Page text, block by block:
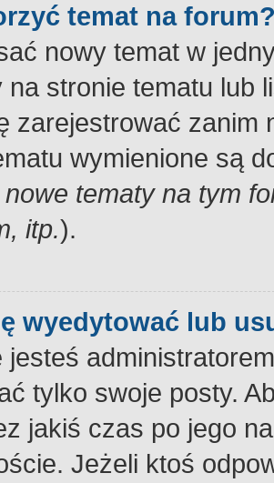
temat na
nowy temat w
na stronie tematu lub
zarejestrować
wymienione są
nowe tematy na tym
itp.).
wyedytować lub
jesteś
tylko swoje posty.
jakiś czas po jego
Jeżeli ktoś